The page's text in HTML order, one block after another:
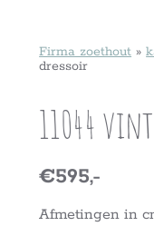
Firma zoethout »
dressoir
11044
€595,-
Afmetingen in